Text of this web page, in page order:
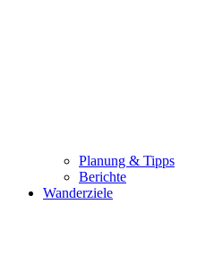
Planung & Tipps
Berichte
Wanderziele